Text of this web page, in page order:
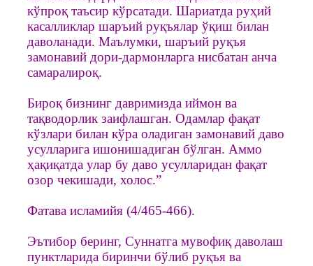
кўпроқ таъсир кўрсатади. Шариатда руҳий
касалликлар шаръий руқъялар ўқиш билан
даволанади. Маълумки, шаръий руқъя
замонавий дори-дармонларга нисбатан анча
самаралироқ.
Бироқ бизнинг давримизда иймон ва
тақводорлик заифлашган. Одамлар фақат
кўзлари билан кўра оладиган замонавий даво
усулларига ишонишадиган бўлган. Аммо
ҳақиқатда улар бу даво усулларидан фақат
озор чекишади, холос.”
Фатава исламийя (4/465-466).
Эътибор беринг, Суннатга мувофиқ даволаш
пунктларида биринчи бўлиб руқъя ва